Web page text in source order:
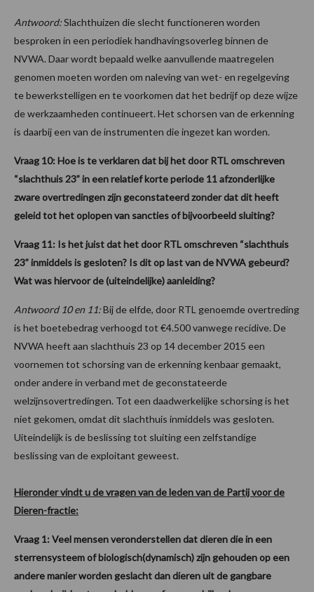
Antwoord:Slachthuizen die slecht functioneren worden
besproken in een periodiek handhavingsoverleg binnen de
NVWA. Daar wordt bepaald welke aanvullende maatregelen
genomen moeten worden om naleving van wet- en regelgeving
te bewerkstelligen en te voorkomen dat het bedrijf op deze wijze
de werkzaamheden continueert. Het schorsen van de erkenning
is daarbij een van de instrumenten die ingezet kan worden.
Vraag 10: Hoe is te verklaren dat bij het door RTL omschreven
“slachthuis 23” in een relatief korte periode 11 afzonderlijke
zware overtredingen zijn geconstateerd zonder dat dit heeft
geleid tot het oplopen van sancties of bijvoorbeeld sluiting?
Vraag 11: Is het juist dat het door RTL omschreven “slachthuis
23” inmiddels is gesloten? Is dit op last van de NVWA gebeurd?
Wat was hiervoor de (uiteindelijke) aanleiding?
Antwoord 10 en 11:Bij de elfde, door RTL genoemde overtreding
is het boetebedrag verhoogd tot €4.500 vanwege recidive. De
NVWA heeft aan slachthuis 23 op 14 december 2015 een
voornemen tot schorsing van de erkenning kenbaar gemaakt,
onder andere in verband met de geconstateerde
welzijnsovertredingen. Tot een daadwerkelijke schorsing is het
niet gekomen, omdat dit slachthuis inmiddels was gesloten.
Uiteindelijk is de beslissing tot sluiting een zelfstandige
beslissing van de exploitant geweest.
Hieronder vindt u de vragen van de leden van de Partij voor de
Dieren-fractie:
Vraag 1: Veel mensen veronderstellen dat dieren die in een
sterrensysteem of biologisch(dynamisch) zijn gehouden op een
andere manier worden geslacht dan dieren uit de gangbare